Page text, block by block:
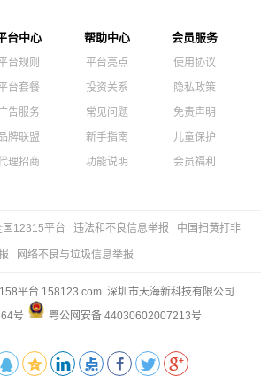
台中心
台规则
台套餐
告服务
牌联盟
理招商
帮助中心
平台亮点
投资关系
常见问题
新手指南
功能说明
会员服务
使用协议
隐私政策
免责声明
儿童保护
会员福利
国12315平台 违法和不良信息举报 中国扫黄打非
网络不良与垃圾信息举报
平台 158123.com 深圳市天海新科技有限公司
号
粤公网安备 44030602007213号